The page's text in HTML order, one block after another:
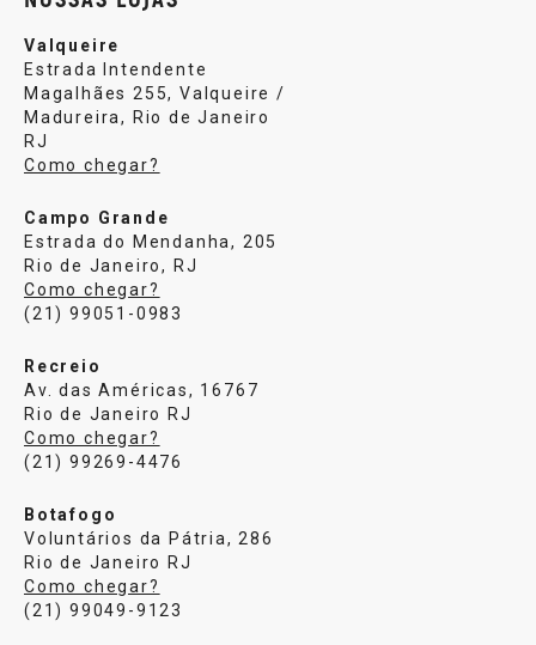
Valqueire
Estrada Intendente
Magalhães 255, Valqueire /
Madureira, Rio de Janeiro
RJ
Como chegar?
Campo Grande
Estrada do Mendanha, 205
Rio de Janeiro, RJ
Como chegar?
(21) 99051-0983
Recreio
Av. das Américas, 16767
Rio de Janeiro RJ
Como chegar?
(21) 99269-4476
Botafogo
Voluntários da Pátria, 286
Rio de Janeiro RJ
Como chegar?
(21) 99049-9123